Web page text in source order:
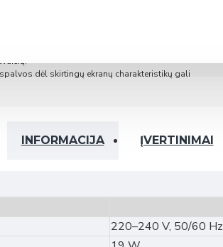
LAN modulis)
Jeigu užsakymo metu prekių sandėlyje nėra, jų
dėl skirtingų ekranų charakteristikų gali
INFORMACIJA ĮVERTINIMAI
220–240 V, 50/60 Hz